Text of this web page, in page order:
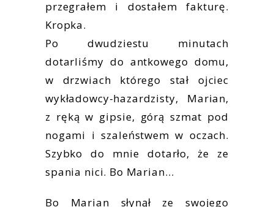
przegrałem i dostałem fakturę.
Kropka.
Po dwudziestu minutach
dotarliśmy do antkowego domu,
w drzwiach którego stał ojciec
wykładowcy-hazardzisty, Marian,
z ręką w gipsie, górą szmat pod
nogami i szaleństwem w oczach.
Szybko do mnie dotarło, że ze
spania nici. Bo Marian…
Bo Marian słynął ze swojego